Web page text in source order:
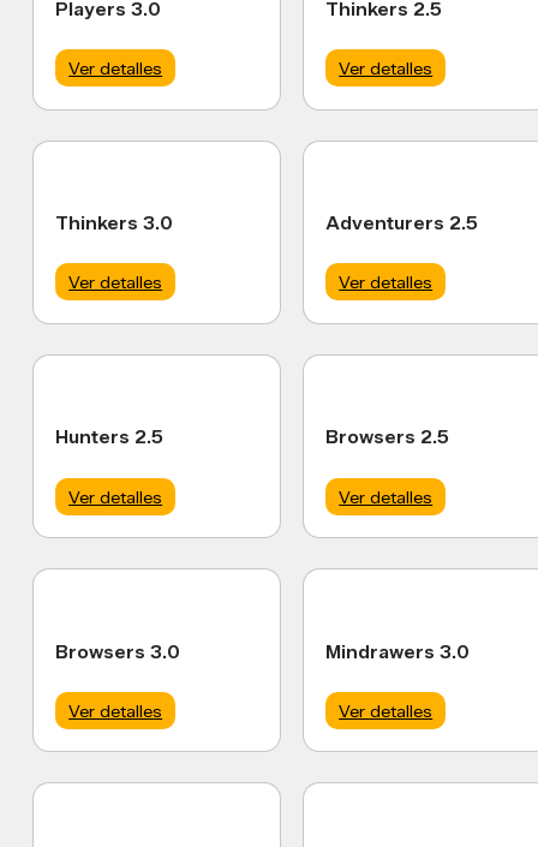
Players 3.0
Ver detalles
Thinkers 2.5
Ver detalles
Thinkers 3.0
Ver detalles
Adventurers 2.5
Ver detalles
Hunters 2.5
Ver detalles
Browsers 2.5
Ver detalles
Browsers 3.0
Ver detalles
Mindrawers 3.0
Ver detalles